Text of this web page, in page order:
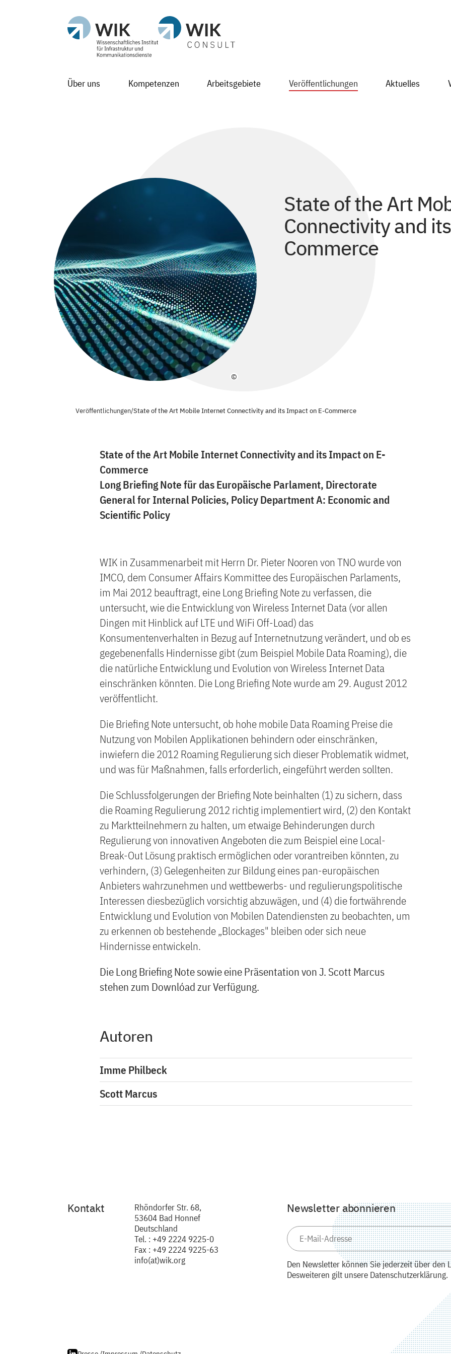
Über uns Kompetenzen Arbeitsgebiete Veröffentlichungen Aktuelles
©
State of the Art
Connectivity and
Commerce
Veröffentlichungen/State of the Art Mobile Internet Connectivity and its Impact on E-Commerce
State of the Art Mobile Internet Connectivity and its Impact on E-
Commerce
Long Briefing Note für das Europäische Parlament, Directorate
General for Internal Policies, Policy Department A: Economic and
Scientific Policy
WIK in Zusammenarbeit mit Herrn Dr. Pieter Nooren von TNO wurde von
IMCO, dem Consumer Affairs Kommittee des Europäischen Parlaments,
im Mai 2012 beauftragt, eine Long Briefing Note zu verfassen, die
untersucht, wie die Entwicklung von Wireless Internet Data (vor allen
Dingen mit Hinblick auf LTE und WiFi Off-Load) das
Konsumentenverhalten in Bezug auf Internetnutzung verändert, und ob es
gegebenenfalls Hindernisse gibt (zum Beispiel Mobile Data Roaming), die
die natürliche Entwicklung und Evolution von Wireless Internet Data
einschränken könnten. Die Long Briefing Note wurde am 29. August 2012
veröffentlicht.
Die Briefing Note untersucht, ob hohe mobile Data Roaming Preise die
Nutzung von Mobilen Applikationen behindern oder einschränken,
inwiefern die 2012 Roaming Regulierung sich dieser Problematik widmet,
und was für Maßnahmen, falls erforderlich, eingeführt werden sollten.
Die Schlussfolgerungen der Briefing Note beinhalten (1) zu sichern, dass
die Roaming Regulierung 2012 richtig implementiert wird, (2) den Kontakt
zu Marktteilnehmern zu halten, um etwaige Behinderungen durch
Regulierung von innovativen Angeboten die zum Beispiel eine Local-
Break-Out Lösung praktisch ermöglichen oder vorantreiben könnten, zu
verhindern, (3) Gelegenheiten zur Bildung eines pan-europäischen
Anbieters wahrzunehmen und wettbewerbs- und regulierungspolitische
Interessen diesbezüglich vorsichtig abzuwägen, und (4) die fortwährende
Entwicklung und Evolution von Mobilen Datendiensten zu beobachten, um
zu erkennen ob bestehende „Blockages" bleiben oder sich neue
Hindernisse entwickeln.
Die Long Briefing Note sowie eine Präsentation von J. Scott Marcus
stehen zum Downlóad zur Verfügung.
Autoren
Imme Philbeck
Scott Marcus
Newsletter abonnieren
Den Newsletter können Sie jederzeit über den
Desweiteren gilt unsere Datenschutzerklärung.
Kontakt
Rhöndorfer Str. 68,
53604 Bad Honnef
Deutschland
Tel. : +49 2224 9225-0
Fax : +49 2224 9225-63
info(at)wik.org